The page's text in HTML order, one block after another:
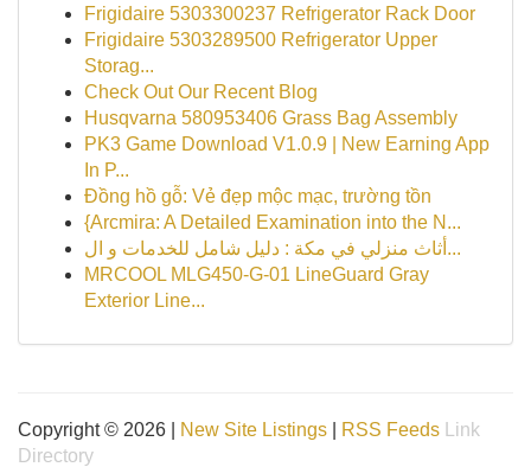
Frigidaire 5303300237 Refrigerator Rack Door
Frigidaire 5303289500 Refrigerator Upper
Storag...
Check Out Our Recent Blog
Husqvarna 580953406 Grass Bag Assembly
PK3 Game Download V1.0.9 | New Earning App
In P...
Đồng hồ gỗ: Vẻ đẹp mộc mạc, trường tồn
{Arcmira: A Detailed Examination into the N...
أثاث منزلي في مكة : دليل شامل للخدمات و ال...
MRCOOL MLG450-G-01 LineGuard Gray
Exterior Line...
Copyright © 2026 | New Site Listings RSS Feeds
Link
Directory